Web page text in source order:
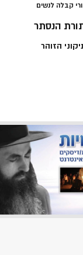
קבלה לנשים
הנסתר
הזוהר